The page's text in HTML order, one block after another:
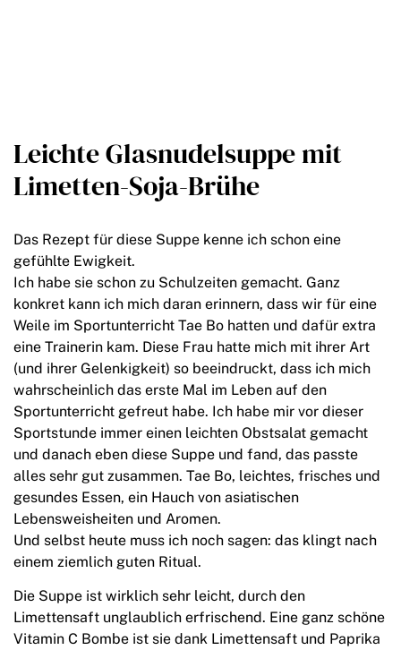
Leichte Glasnudelsuppe mit
Limetten-Soja-Brühe
Das Rezept für diese Suppe kenne ich schon eine
gefühlte Ewigkeit.
Ich habe sie schon zu Schulzeiten gemacht. Ganz
konkret kann ich mich daran erinnern, dass wir für eine
Weile im Sportunterricht Tae Bo hatten und dafür extra
eine Trainerin kam. Diese Frau hatte mich mit ihrer Art
(und ihrer Gelenkigkeit) so beeindruckt, dass ich mich
wahrscheinlich das erste Mal im Leben auf den
Sportunterricht gefreut habe. Ich habe mir vor dieser
Sportstunde immer einen leichten Obstsalat gemacht
und danach eben diese Suppe und fand, das passte
alles sehr gut zusammen. Tae Bo, leichtes, frisches und
gesundes Essen, ein Hauch von asiatischen
Lebensweisheiten und Aromen.
Und selbst heute muss ich noch sagen: das klingt nach
einem ziemlich guten Ritual.
Die Suppe ist wirklich sehr leicht, durch den
Limettensaft unglaublich erfrischend. Eine ganz schöne
Vitamin C Bombe ist sie dank Limettensaft und Paprika